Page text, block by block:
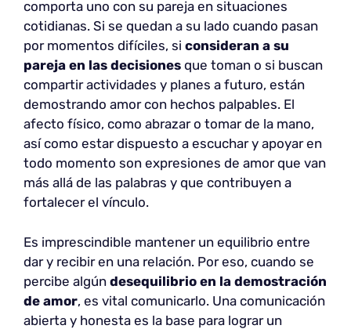
comporta uno con su pareja en situaciones
cotidianas. Si se quedan a su lado cuando pasan
por momentos difíciles, si consideran a su
pareja en las decisiones que toman o si buscan
compartir actividades y planes a futuro, están
demostrando amor con hechos palpables. El
afecto físico, como abrazar o tomar de la mano,
así como estar dispuesto a escuchar y apoyar en
todo momento son expresiones de amor que van
más allá de las palabras y que contribuyen a
fortalecer el vínculo.
Es imprescindible mantener un equilibrio entre
dar y recibir en una relación. Por eso, cuando se
percibe algún desequilibrio en la demostración
de amor, es vital comunicarlo. Una comunicación
abierta y honesta es la base para lograr un